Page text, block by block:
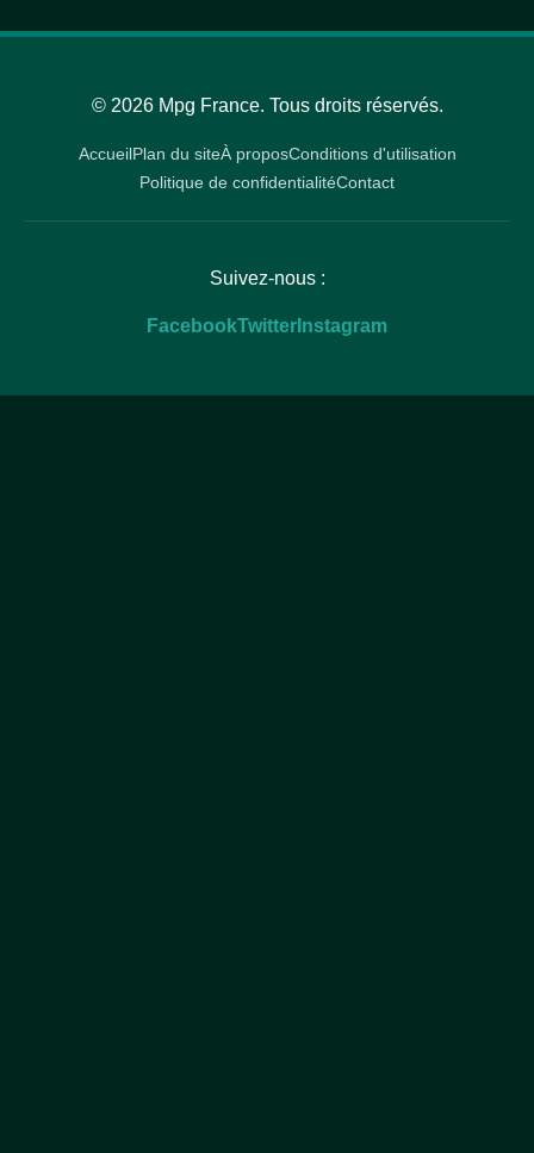
© 2026 Mpg France. Tous droits réservés.
AccueilPlan du siteÀ proposConditions d'utilisation
Politique de confidentialitéContact
Suivez-nous :
FacebookTwitter Instagram